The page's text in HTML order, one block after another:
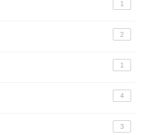
1
2
1
4
3